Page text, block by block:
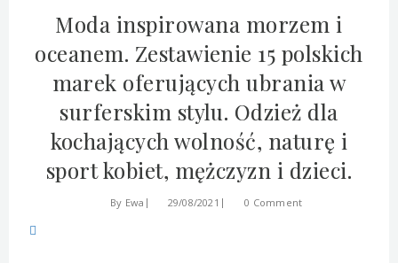
Moda inspirowana morzem i
oceanem. Zestawienie 15 polskich
marek oferujących ubrania w
surferskim stylu. Odzież dla
kochających wolność, naturę i
sport kobiet, mężczyzn i dzieci.
By Ewa 29/08/2021 0 Comment